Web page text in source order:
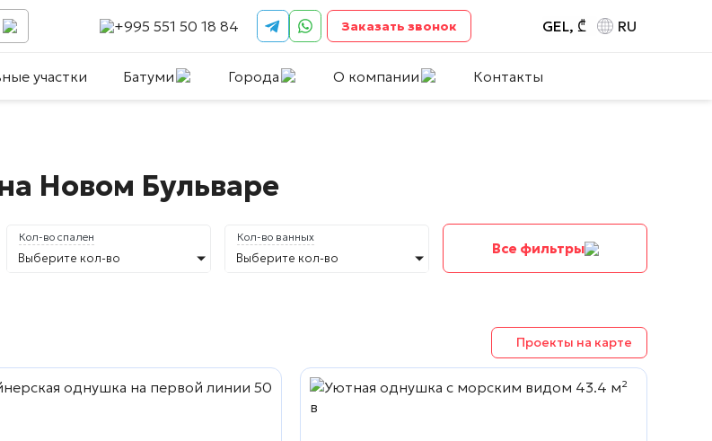
+995 551 50 18 84 Заказать звонок GEL, ₾ RU
участки Батуми Города О компании Контакты
Новом Бульваре
Кол-во спален
Выберите кол-во
Кол-во ванных
Выберите кол-во
Все фильтры
Проекты на карте